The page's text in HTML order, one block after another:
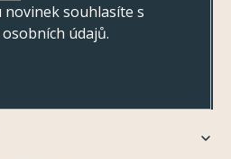
souhlasíte s
údajů.